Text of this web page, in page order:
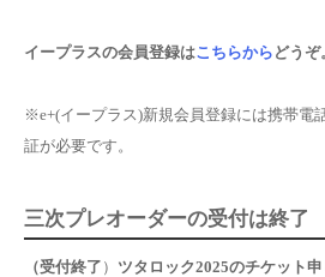
イープラスの会員登録はこちらから どうぞ
※e+(イープラス)新規会員登録には携帯電
証が必要です。
三次プレオーダーの受付は終了
（受付終了 ） ツタロック2025のチケット